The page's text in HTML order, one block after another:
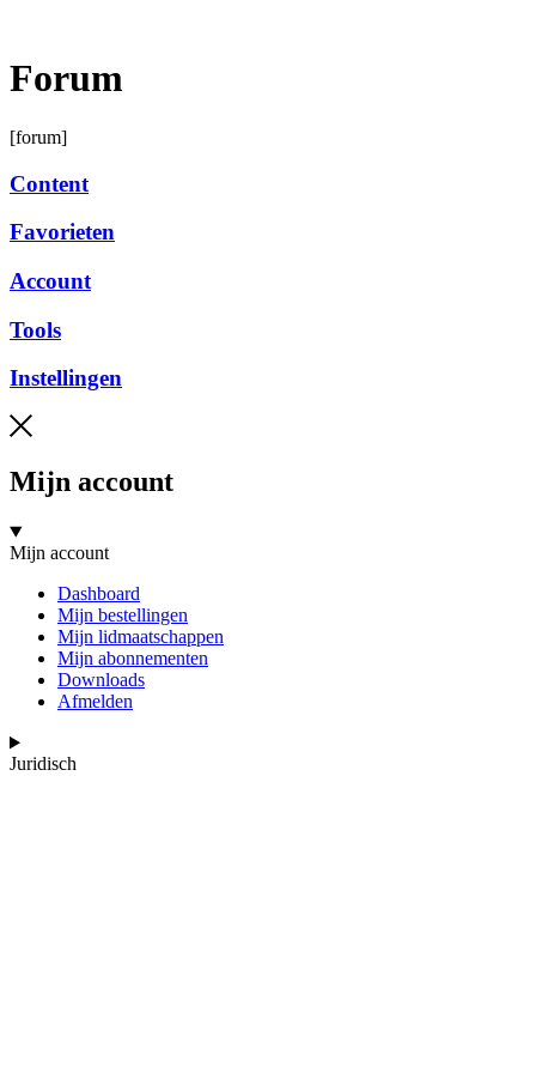
de
inhoud
Forum
[forum]
Content
Favorieten
Account
Tools
Instellingen
Mijn account
Mijn account
Dashboard
Mijn bestellingen
Mijn lidmaatschappen
Mijn abonnementen
Downloads
Afmelden
Juridisch